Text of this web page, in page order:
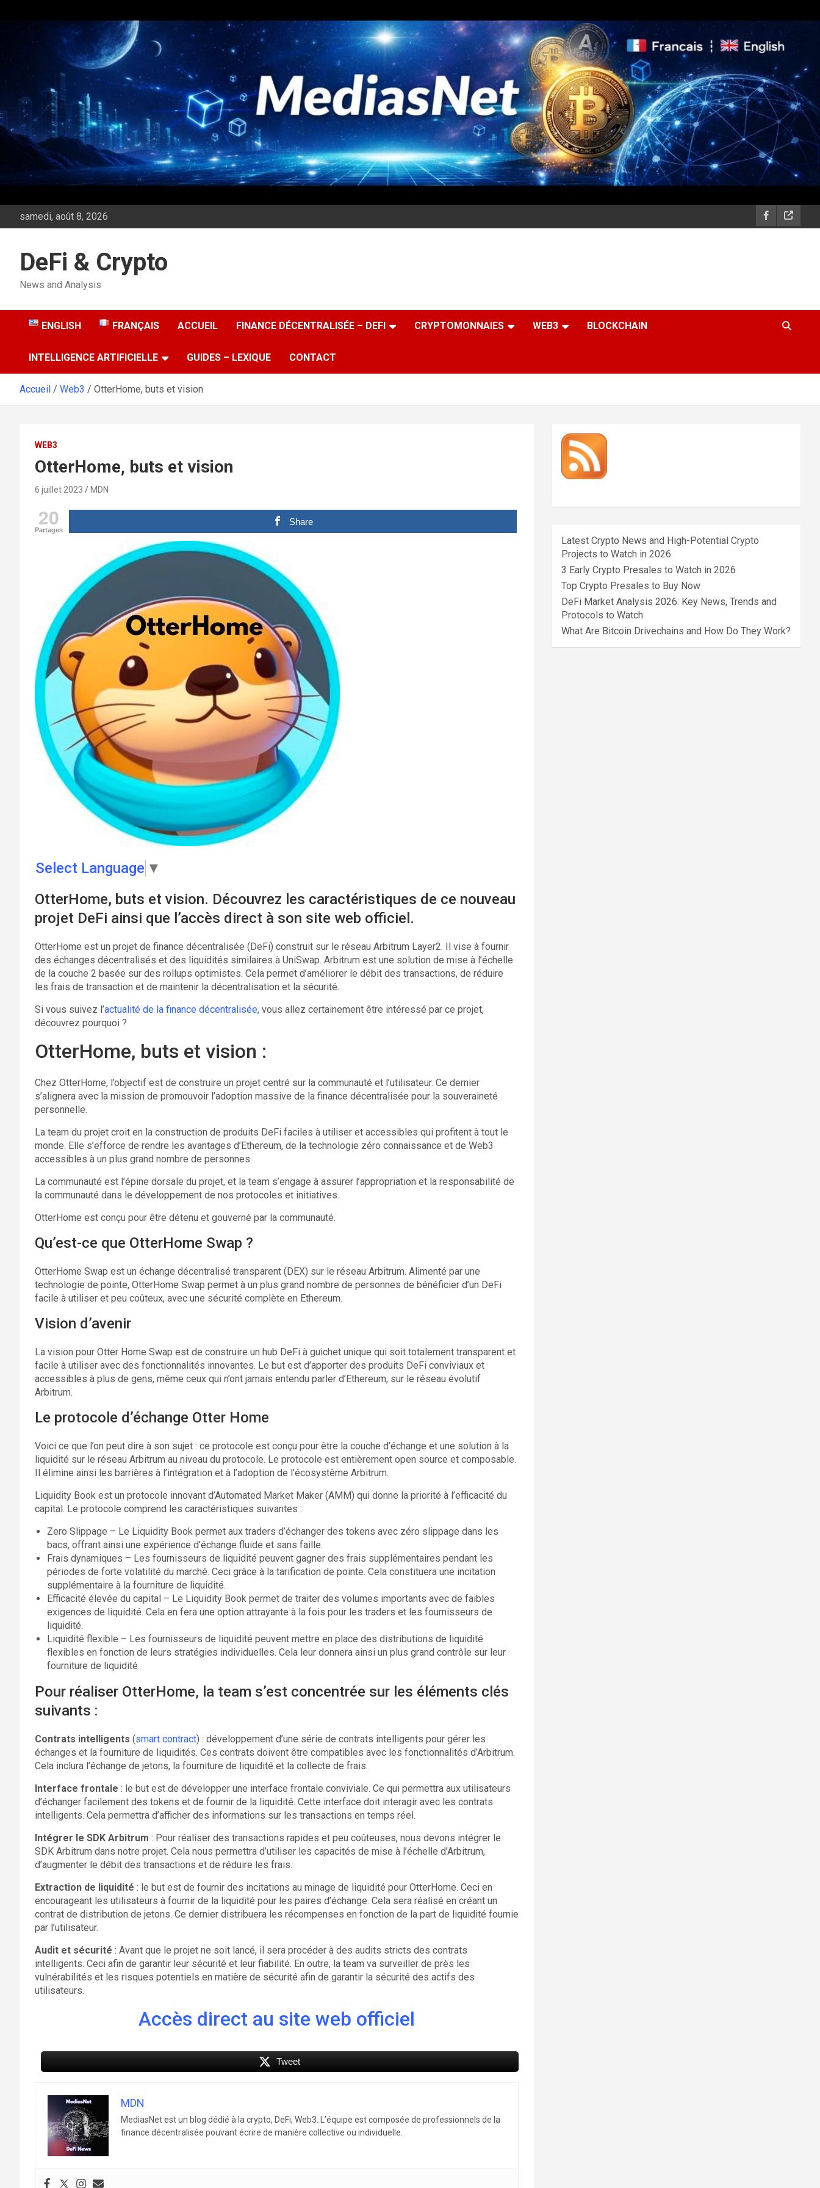
samedi, août 8, 2026
DeFi & Crypto
News and Analysis
ENGLISH FRANÇAIS ACCUEIL FINANCE DÉCENTRALISÉE – DEFI CRYPTOMONNAIES WEB3 BLOCKCHAIN
INTELLIGENCE ARTIFICIELLE GUIDES – LEXIQUE CONTACT
Accueil Web3 OtterHome, buts et vision
WEB3
OtterHome, buts et vision
6 juillet 2023 MDN
20
Partages
Share
Select Language ▼
OtterHome, buts et vision. Découvrez les caractéristiques de ce nouveau
projet DeFi ainsi que l’accès direct à son site web officiel.
OtterHome est un projet de finance décentralisée (DeFi) construit sur le réseau Arbitrum Layer2. Il vise à fournir
des échanges décentralisés et des liquidités similaires à UniSwap. Arbitrum est une solution de mise à l’échelle
de la couche 2 basée sur des rollups optimistes. Cela permet d’améliorer le débit des transactions, de réduire
les frais de transaction et de maintenir la décentralisation et la sécurité.
Si vous suivez l’actualité de la finance décentralisée, vous allez certainement être intéressé par ce projet,
découvrez pourquoi ?
OtterHome, buts et vision :
Chez OtterHome, l’objectif est de construire un projet centré sur la communauté et l’utilisateur. Ce dernier
s’alignera avec la mission de promouvoir l’adoption massive de la finance décentralisée pour la souveraineté
personnelle.
La team du projet croit en la construction de produits DeFi faciles à utiliser et accessibles qui profitent à tout le
monde. Elle s’efforce de rendre les avantages d’Ethereum, de la technologie zéro connaissance et de Web3
accessibles à un plus grand nombre de personnes.
La communauté est l’épine dorsale du projet, et la team s’engage à assurer l’appropriation et la responsabilité de
la communauté dans le développement de nos protocoles et initiatives.
OtterHome est conçu pour être détenu et gouverné par la communauté.
Qu’est-ce que OtterHome Swap ?
OtterHome Swap est un échange décentralisé transparent (DEX) sur le réseau Arbitrum. Alimenté par une
technologie de pointe, OtterHome Swap permet à un plus grand nombre de personnes de bénéficier d’un DeFi
facile à utiliser et peu coûteux, avec une sécurité complète en Ethereum.
Vision d’avenir
La vision pour Otter Home Swap est de construire un hub DeFi à guichet unique qui soit totalement transparent et
facile à utiliser avec des fonctionnalités innovantes. Le but est d’apporter des produits DeFi conviviaux et
accessibles à plus de gens, même ceux qui n’ont jamais entendu parler d’Ethereum, sur le réseau évolutif
Arbitrum.
Le protocole d’échange Otter Home
Voici ce que l’on peut dire à son sujet : ce protocole est conçu pour être la couche d’échange et une solution à la
liquidité sur le réseau Arbitrum au niveau du protocole. Le protocole est entièrement open source et composable.
Il élimine ainsi les barrières à l’intégration et à l’adoption de l’écosystème Arbitrum.
Liquidity Book est un protocole innovant d’Automated Market Maker (AMM) qui donne la priorité à l’efficacité du
capital. Le protocole comprend les caractéristiques suivantes :
Zero Slippage – Le Liquidity Book permet aux traders d’échanger des tokens avec zéro slippage dans les
bacs, offrant ainsi une expérience d’échange fluide et sans faille.
Frais dynamiques – Les fournisseurs de liquidité peuvent gagner des frais supplémentaires pendant les
périodes de forte volatilité du marché. Ceci grâce à la tarification de pointe. Cela constituera une incitation
supplémentaire à la fourniture de liquidité.
Efficacité élevée du capital – Le Liquidity Book permet de traiter des volumes importants avec de faibles
exigences de liquidité. Cela en fera une option attrayante à la fois pour les traders et les fournisseurs de
liquidité.
Liquidité flexible – Les fournisseurs de liquidité peuvent mettre en place des distributions de liquidité
flexibles en fonction de leurs stratégies individuelles. Cela leur donnera ainsi un plus grand contrôle sur leur
fourniture de liquidité.
Pour réaliser OtterHome, la team s’est concentrée sur les éléments clés
suivants :
Contrats intelligents (smart contract) : développement d’une série de contrats intelligents pour gérer les
échanges et la fourniture de liquidités. Ces contrats doivent être compatibles avec les fonctionnalités d’Arbitrum.
Cela inclura l’échange de jetons, la fourniture de liquidité et la collecte de frais.
Interface frontale : le but est de développer une interface frontale conviviale. Ce qui permettra aux utilisateurs
d’échanger facilement des tokens et de fournir de la liquidité. Cette interface doit interagir avec les contrats
intelligents. Cela permettra d’afficher des informations sur les transactions en temps réel.
Intégrer le SDK Arbitrum : Pour réaliser des transactions rapides et peu coûteuses, nous devons intégrer le
SDK Arbitrum dans notre projet. Cela nous permettra d’utiliser les capacités de mise à l’échelle d’Arbitrum,
d’augmenter le débit des transactions et de réduire les frais.
Extraction de liquidité : le but est de fournir des incitations au minage de liquidité pour OtterHome. Ceci en
encourageant les utilisateurs à fournir de la liquidité pour les paires d’échange. Cela sera réalisé en créant un
contrat de distribution de jetons. Ce dernier distribuera les récompenses en fonction de la part de liquidité fournie
par l’utilisateur.
Audit et sécurité : Avant que le projet ne soit lancé, il sera procéder à des audits stricts des contrats
intelligents. Ceci afin de garantir leur sécurité et leur fiabilité. En outre, la team va surveiller de près les
vulnérabilités et les risques potentiels en matière de sécurité afin de garantir la sécurité des actifs des
utilisateurs.
Accès direct au site web officiel
Tweet
MDN
MediasNet est un blog dédié à la crypto, DeFi, Web3. L’équipe est composée de professionnels de la
finance décentralisée pouvant écrire de manière collective ou individuelle.
Latest Crypto News and High-Potential Crypto
Projects to Watch in 2026
3 Early Crypto Presales to Watch in 2026
Top Crypto Presales to Buy Now
DeFi Market Analysis 2026: Key News, Trends and
Protocols to Watch
What Are Bitcoin Drivechains and How Do They Work?